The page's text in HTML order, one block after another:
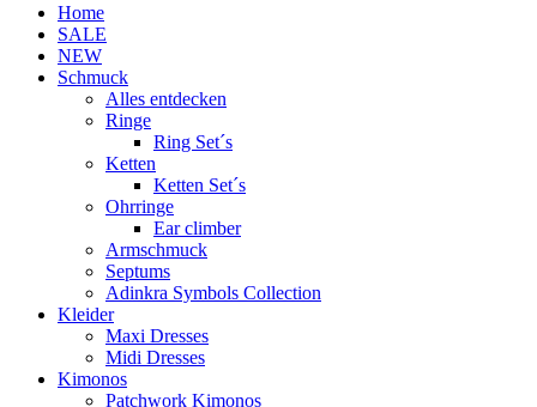
Home
SALE
NEW
Schmuck
Alles entdecken
Ringe
Ring Set´s
Ketten
Ketten Set´s
Ohrringe
Ear climber
Armschmuck
Septums
Adinkra Symbols Collection
Kleider
Maxi Dresses
Midi Dresses
Kimonos
Patchwork Kimonos